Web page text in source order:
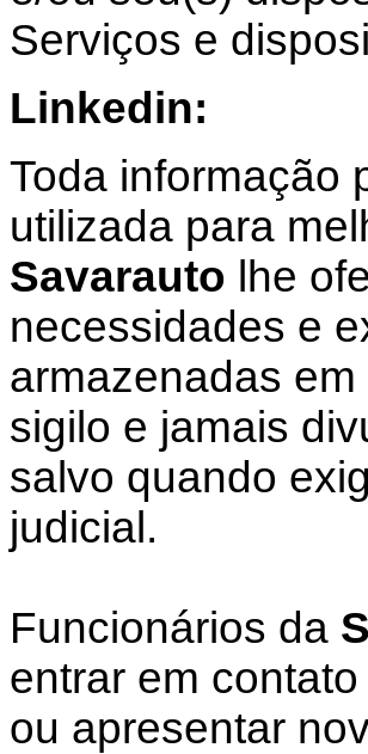
Serviços e
Linkedin:
Toda informação
utilizada para
Savarauto lhe
necessidades e
armazenadas
sigilo e jamais
salvo quando
judicial.
Funcionários da
entrar em
ou apresentar